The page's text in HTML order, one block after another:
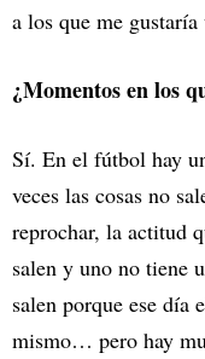
a los que me gustaría
¿Momentos en los
Sí. En el fútbol hay
veces las cosas no
reprochar, la actitud
salen y uno no tiene
salen porque ese día
mismo… pero hay